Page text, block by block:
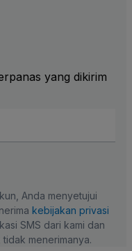
yang dikirim
Anda menyetujui
kebijakan privasi
SMS dari kami dan
menerimanya.